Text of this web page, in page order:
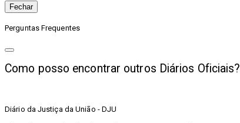
Fechar
Perguntas Frequentes
Como posso encontrar outros Diários Oficiais?
Diário da Justiça da União - DJU